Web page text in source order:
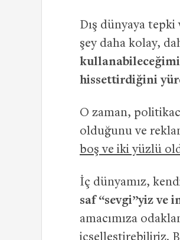
Dış dünyaya
şey daha kolay,
hissettirdiğini
O zaman,
olduğunu ve
boş ve iki yüzlü
İç dünyamız,
saf “sevgi”yiz ve
amacımıza